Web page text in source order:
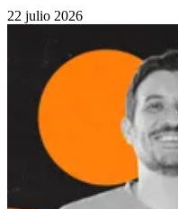
22 julio 2026